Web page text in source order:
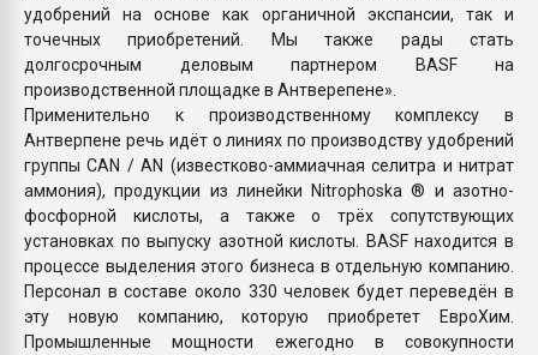
удобрений на основе как органичной экспансии, так и
точечных приобретений. Мы также рады стать
долгосрочным деловым партнером BASF на
производственной площадке в Антверепене».
Применительно к производственному комплексу в
Антверпене речь идёт о линиях по производству удобрений
группы CAN / AN (известково-аммиачная селитра и нитрат
аммония), продукции из линейки Nitrophoska ® и азотно-
фосфорной кислоты, а также о трёх сопутствующих
установках по выпуску азотной кислоты. BASF находится в
процессе выделения этого бизнеса в отдельную компанию.
Персонал в составе около 330 человек будет переведён в
эту новую компанию, которую приобретет ЕвроХим.
Промышленные мощности ежегодно в совокупности